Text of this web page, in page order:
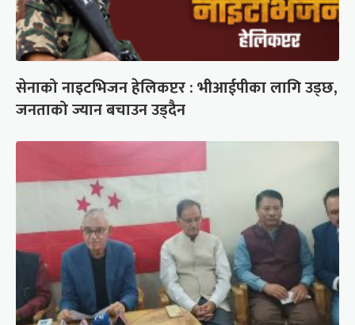
सेनाको नाइटभिजन हेलिकप्टर : भीआईपीका लागि उड्छ,
जनताको ज्यान बचाउन उड्दैन